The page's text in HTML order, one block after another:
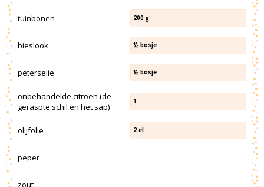
tuinbonen 200 g
bieslook ½ bosje
peterselie ½ bosje
onbehandelde citroen (de
geraspte schil en het sap)
1
olijfolie 2 el
peper
zout